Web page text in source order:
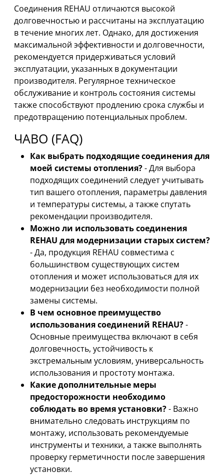
Соединения REHAU отличаются высокой
долговечностью и рассчитаны на эксплуатацию
в течение многих лет. Однако, для достижения
максимальной эффективности и долговечности,
рекомендуется придерживаться условий
эксплуатации, указанных в документации
производителя. Регулярное техническое
обслуживание и контроль состояния системы
также способствуют продлению срока службы и
предотвращению потенциальных проблем.
ЧАВО (FAQ)
Как выбрать подходящие соединения для
моей системы отопления?- Для выбора
подходящих соединений следует учитывать
тип вашего отопления, параметры давления
и температуры системы, а также спутать
рекомендации производителя.
Можно ли использовать соединения
REHAU для модернизации старых систем?
- Да, продукция REHAU совместима с
большинством существующих систем
отопления и может использоваться для их
модернизации без необходимости полной
замены системы.
В чем основное преимущество
использования соединений REHAU?-
Основные преимущества включают в себя
долговечность, устойчивость к
экстремальным условиям, универсальность
использования и простоту монтажа.
Какие дополнительные меры
предосторожности необходимо
соблюдать во время установки?- Важно
внимательно следовать инструкциям по
монтажу, использовать рекомендуемые
инструменты и техники, а также выполнять
проверку герметичности после завершения
установки.